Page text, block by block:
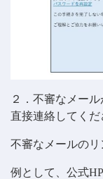
２．不審なメー
直接連絡してくだ
不審なメールのリ
例として、公式